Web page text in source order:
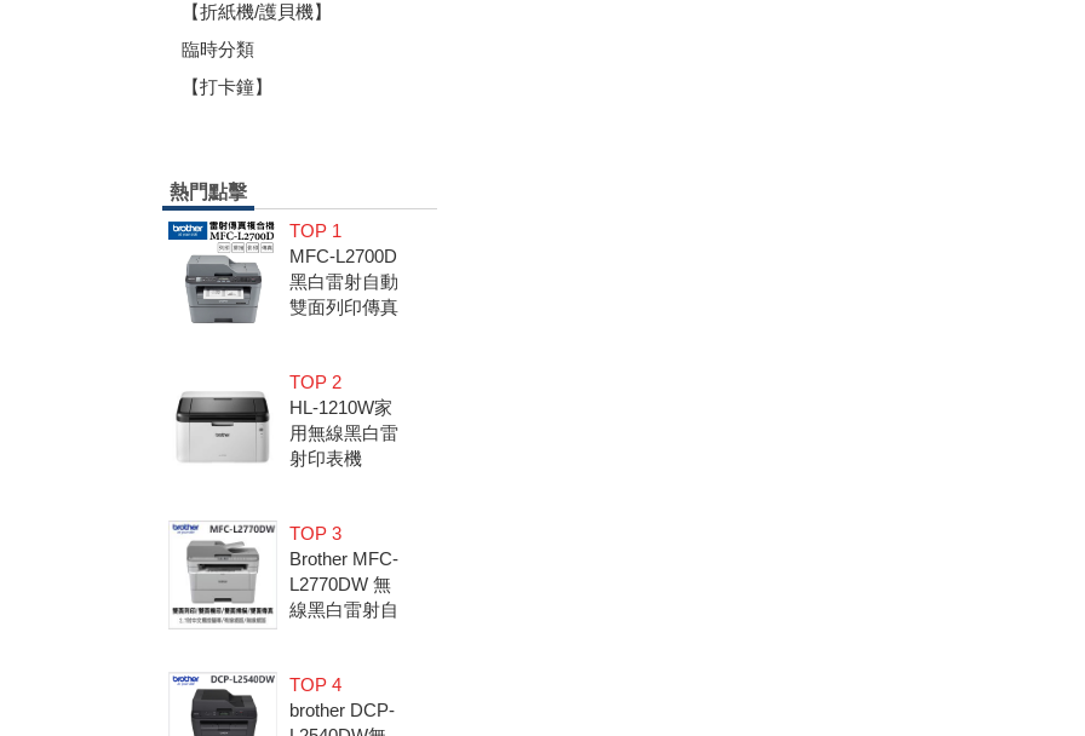
【折紙機/護貝機】
臨時分類
【打卡鐘】
熱門點擊
TOP 1
MFC-L2700D
黑白雷射自動
雙面列印傳真
張原廠碳粉
匣)
TOP 2
HL-1210W家
用無線黑白雷
射印表機
TOP 3
Brother MFC-
L2770DW 無
線黑白雷射自
列印/傳真/掃
描)
TOP 4
brother DCP-